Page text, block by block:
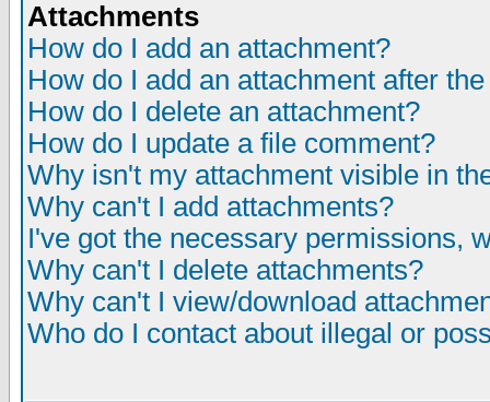
Attachments
How do I add an attachment?
How do I add an attachment after
How do I delete an attachment?
How do I update a file comment?
Why isn't my attachment visible in
Why can't I add attachments?
I've got the necessary permissions,
Why can't I delete attachments?
Why can't I view/download
Who do I contact about illegal or